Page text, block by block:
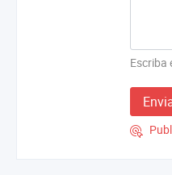
Escriba
